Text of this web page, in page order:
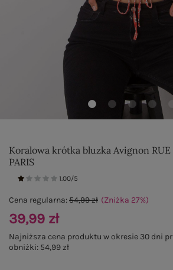
Koralowa krótka bluzka Avignon RUE
PARIS
1.00/5
Cena regularna:54,99 zł (Zniżka 27%)
39,99 zł
Najniższa cena produktu w okresie 30 dni
obniżki: 54,99 zł